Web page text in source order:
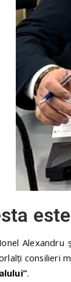
consilieri
.